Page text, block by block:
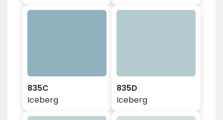
835C
Iceberg
835D
Iceberg